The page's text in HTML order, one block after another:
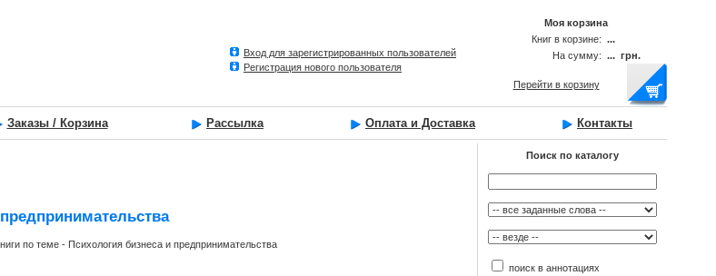
Вход для зарегистрированных пользователей
Регистрация нового пользователя
Моя корзина
Книг в корзине: ...
На сумму: ... грн.
Перейти в корзину
Заказы / Корзина Рассылка Оплата и Доставка Контакты
по теме - Психология бизнеса и предпринимательства
Поиск по каталогу
поиск в аннотациях